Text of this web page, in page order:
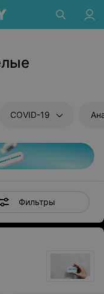
COVID-19
Фильтры